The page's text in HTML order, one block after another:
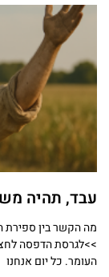
עבד, תהיה
מה הקשר בין ספירת
>>לגרסת הדפסה
העומר. כל יום אנחנו